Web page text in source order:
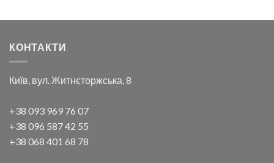
КОНТАКТИ
Київ, вул. Житнєторжська, 8
+38 093 969 76 07
+38 096 587 42 55
+38 068 401 68 78